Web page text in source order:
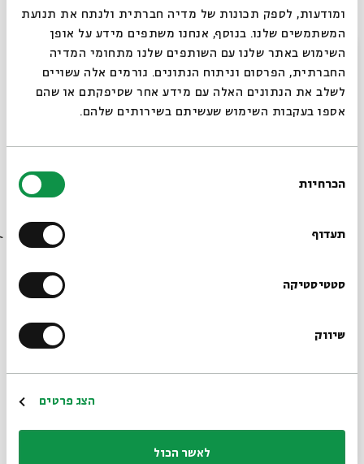
ומודעות, לספק תכונות של מדיה חברתית ולנתח את תנועת
המשתמשים שלנו. בנוסף, אנחנו משתפים מידע על אופן
השימוש באתר שלנו עם השותפים שלנו מתחומי המדיה
החברתית, הפרסום וניתוח הנתונים. גורמים אלה עשויים
לשלב את הנתונים האלה עם מידע אחר שסיפקתם או שהם
אספו בעקבות השימוש שעשיתם בשירותים שלהם.
הסכמה
הכרחיות
תעדוף
סטטיסטיקה
שיווק
הצג פרטים
לאשר הכול
סגור